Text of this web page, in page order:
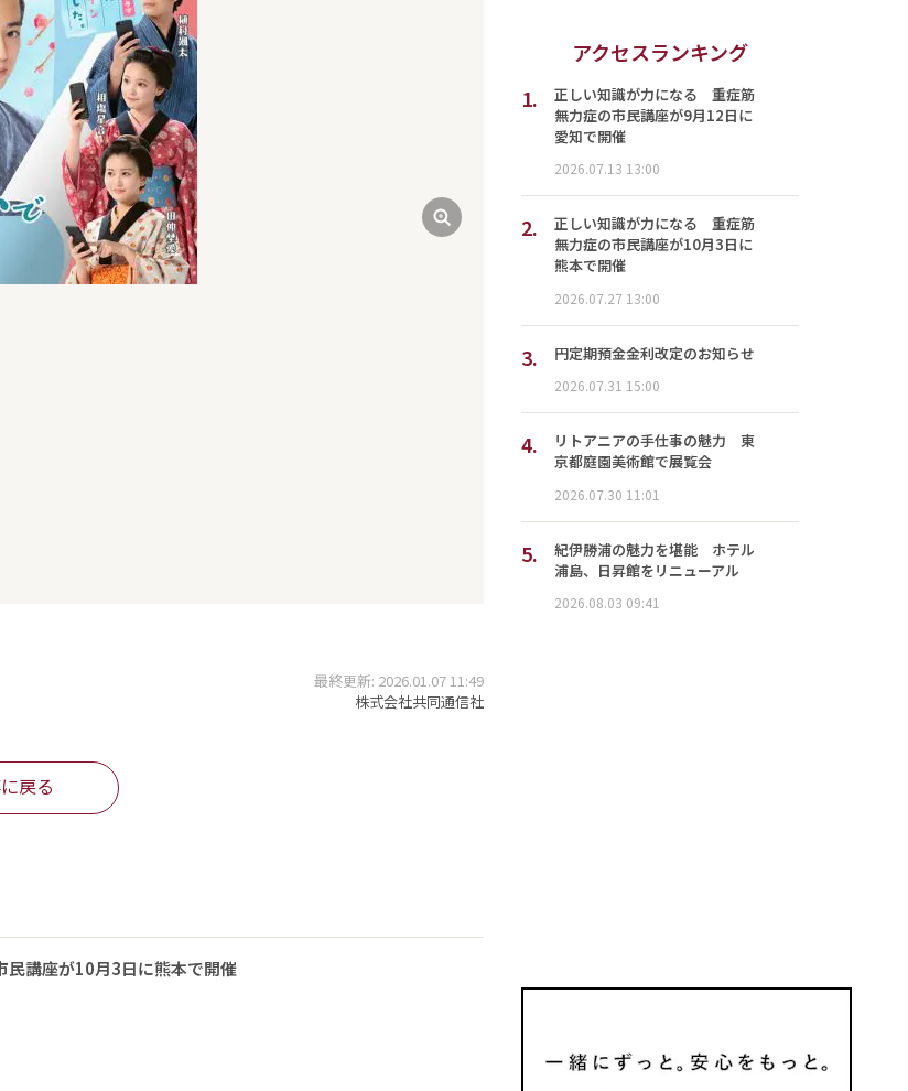
最終更新: 2026.01.07 11:49
株式会社共同通信社
戻る
講座が10月3日に熊本で開催
アクセスランキング
1.
正しい知識が力になる 重症筋
無力症の市民講座が9月12日に
愛知で開催
2026.07.13 13:00
2.
正しい知識が力になる 重症筋
無力症の市民講座が10月3日に
熊本で開催
2026.07.27 13:00
3. 円定期預金金利改定のお知らせ
2026.07.31 15:00
4.
リトアニアの手仕事の魅力 東
京都庭園美術館で展覧会
2026.07.30 11:01
5.
紀伊勝浦の魅力を堪能 ホテル
浦島、日昇館をリニューアル
2026.08.03 09:41